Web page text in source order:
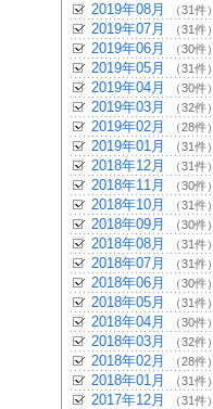
2019年08月 （31件）
2019年07月 （31件）
2019年06月 （30件）
2019年05月 （31件）
2019年04月 （30件）
2019年03月 （32件）
2019年02月 （28件）
2019年01月 （31件）
2018年12月 （31件）
2018年11月 （30件）
2018年10月 （31件）
2018年09月 （30件）
2018年08月 （31件）
2018年07月 （31件）
2018年06月 （30件）
2018年05月 （31件）
2018年04月 （30件）
2018年03月 （32件）
2018年02月 （28件）
2018年01月 （31件）
2017年12月 （31件）